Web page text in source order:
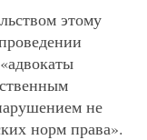
этому
не
норм права».